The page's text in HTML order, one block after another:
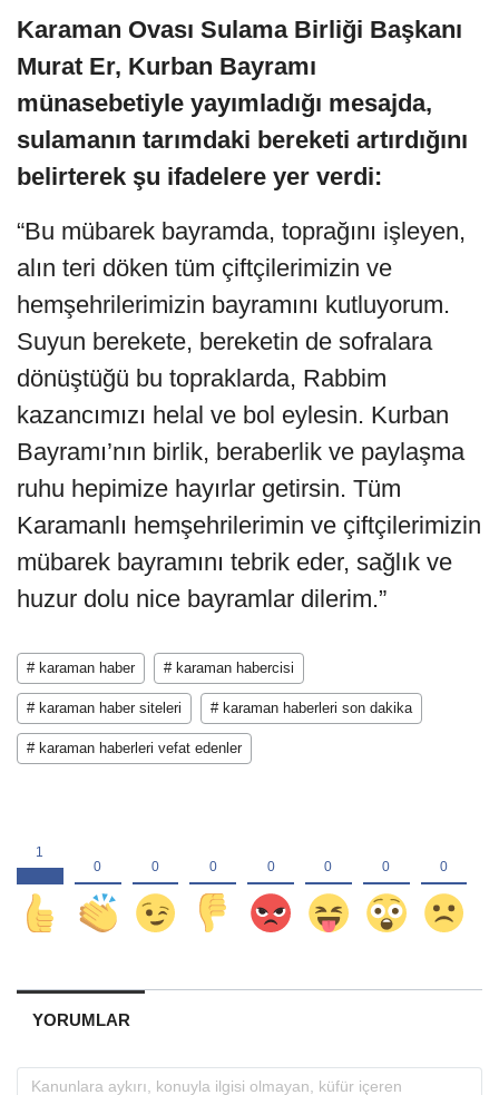
Karaman Ovası Sulama Birliği Başkanı
Murat Er, Kurban Bayramı
münasebetiyle yayımladığı mesajda,
sulamanın tarımdaki bereketi artırdığını
belirterek şu ifadelere yer verdi:
“Bu mübarek bayramda, toprağını işleyen,
alın teri döken tüm çiftçilerimizin ve
hemşehrilerimizin bayramını kutluyorum.
Suyun berekete, bereketin de sofralara
dönüştüğü bu topraklarda, Rabbim
kazancımızı helal ve bol eylesin. Kurban
Bayramı’nın birlik, beraberlik ve paylaşma
ruhu hepimize hayırlar getirsin. Tüm
Karamanlı hemşehrilerimin ve çiftçilerimizin
mübarek bayramını tebrik eder, sağlık ve
huzur dolu nice bayramlar dilerim.”
# karaman haber # karaman habercisi
# karaman haber siteleri # karaman haberleri son dakika
# karaman haberleri vefat edenler
YORUMLAR